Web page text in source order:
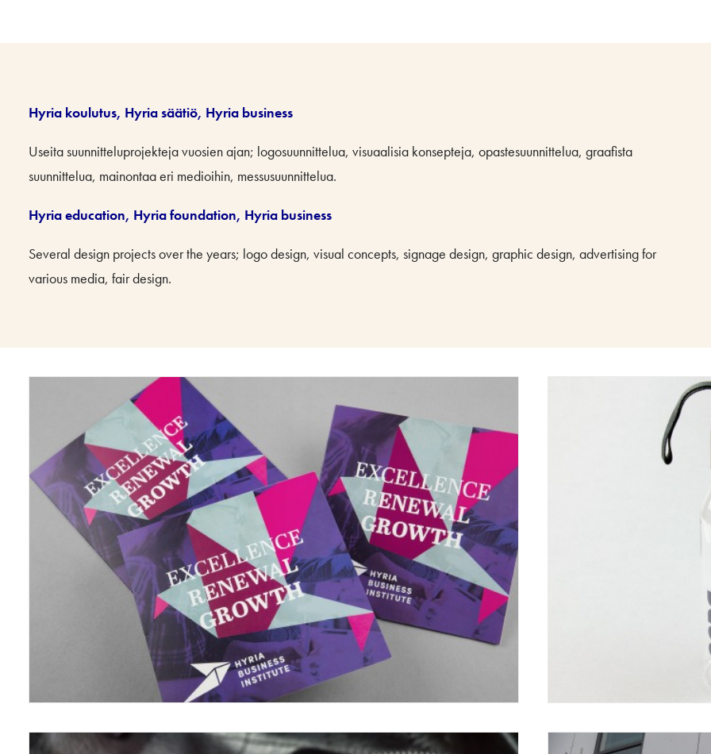
Hyria koulutus, Hyria säätiö, Hyria business
Useita suunnitteluprojekteja vuosien ajan; logosuunnittelua, visuaalisia konsepteja, opastesuunnittelua, graafista
suunnittelua, mainontaa eri medioihin, messusuunnittelua.
Hyria education, Hyria foundation, Hyria business
Several design projects over the years; logo design, visual concepts, signage design, graphic design, advertising for
various media, fair design.
Ilmeet/Identities, Grafiikka/Graphics